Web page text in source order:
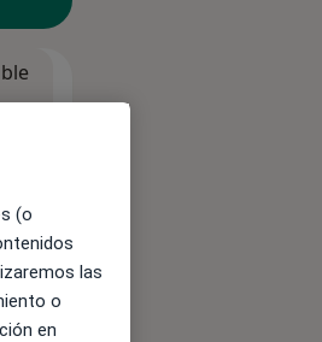
(o
las
o
en